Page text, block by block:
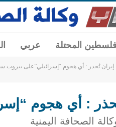
فلسطين المحتلة عربي
إيران تُحذر : أي هجوم “إسرائيلي”على بيروت
: أي هجوم
الصحافة اليمنية